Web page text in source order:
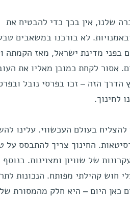
שלנו, אין בכך כדי להבטיח את
לא בורכנו במשאבים
בפני מדינת ישראל, מאז הקמתה
אסור לקחת כמובן מאליו את
הזה – זכו בפרסי נובל
לחינוך.
בעולם העכשווי. עלינו
החינוך צריך להתבסס על
של שוויון ומצוינות. בנוסף
חוש קהילתי מפותח. הנכונות
כאן היום – היא חלק מהמסורת